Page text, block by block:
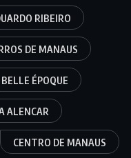
RIBEIRO
DE MANAUS
BELLE ÉPOQUE
ALENCAR
CENTRO DE MANAUS